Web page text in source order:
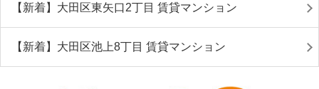
【新着】大田区東矢口2丁目 賃貸マンション
【新着】大田区池上8丁目 賃貸マンション